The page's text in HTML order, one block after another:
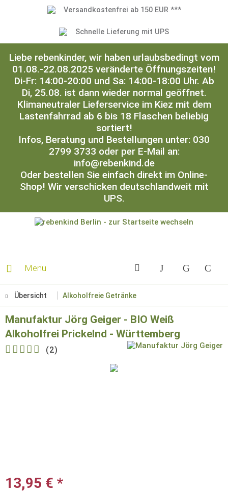
Versandkostenfrei ab 150 EUR ***
Schnelle Lieferung mit UPS
Liebe rebenkinder, wir haben urlaubsbedingt vom
01.08.-22.08.2025 veränderte Öffnungszeiten!
Di-Fr: 14:00-20:00 und Sa: 14:00-18:00 Uhr. Ab
Di, 25.08. ist dann wieder normal geöffnet.
Klimaneutraler Lieferservice im Kiez mit dem
Lastenfahrrad ab 6 bis 18 Flaschen beliebig
sortiert!
Infos, Beratung und Bestellungen unter: 030
2799 3733 oder per E-Mail an:
info@rebenkind.de
Oder bestellen Sie einfach direkt im Online-
Shop! Wir verschicken deutschlandweit mit
UPS.
Menü
Übersicht Alkoholfreie Getränke
Manufaktur Jörg Geiger - BIO Weiß
Alkoholfrei Prickelnd - Württemberg
(2)
13,95 € *